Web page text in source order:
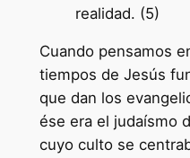
realidad. (5)
Cuando pensamos
tiempos de Jesús
que dan los
ése era el judaísmo
cuyo culto se